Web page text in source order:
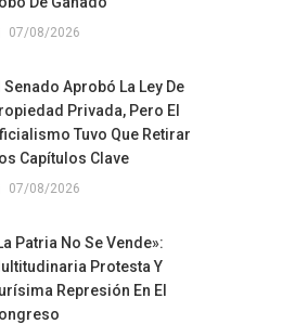
07/08/2026
Senado Aprobó La Ley De
Privada, Pero El
Tuvo Que Retirar
Capítulos Clave
07/08/2026
Patria No Se Vende»:
Protesta Y
Represión En El